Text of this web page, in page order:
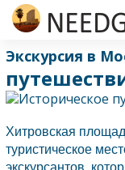
Экскурсия в
Хитровская
туристическое
экскурсантов,